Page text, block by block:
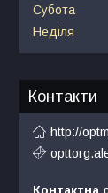
Субота
Неділя
Контакти
http://